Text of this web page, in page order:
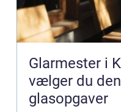
Glarmester i
vælger du
glasopgaver